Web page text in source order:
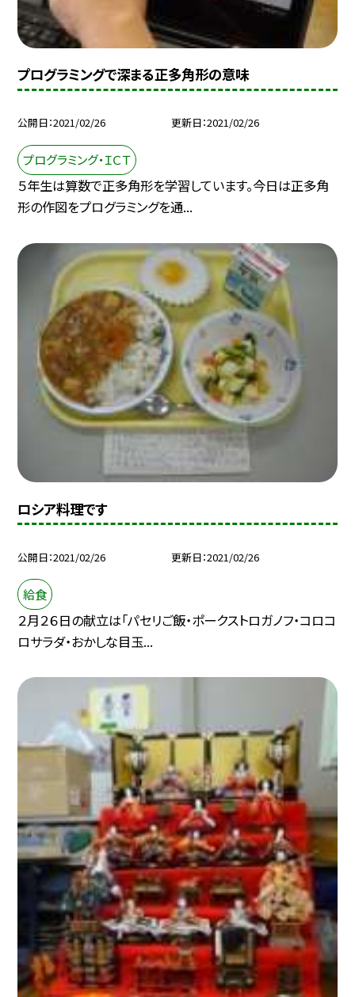
プログラミングで深まる正多角形の意味
公開日 2021/02/26 更新日 2021/02/26
プログラミング・ＩＣＴ
５年生は算数で正多角形を学習しています。今日は正多角
形の作図をプログラミングを通...
ロシア料理です
公開日 2021/02/26 更新日 2021/02/26
給食
２月２６日の献立は「パセリご飯・ポークストロガノフ・コロコ
ロサラダ・おかしな目玉...